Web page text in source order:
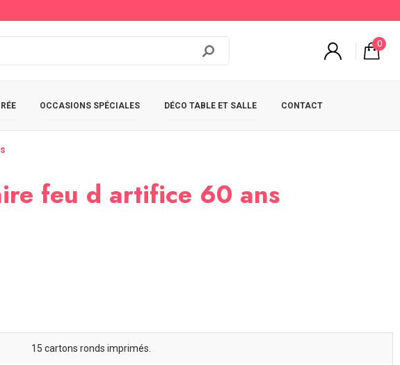
0
OCCASIONS SPÉCIALES DÉCO TABLE ET SALLE CONTACT
feu d artifice 60 ans
15 cartons ronds imprimés.